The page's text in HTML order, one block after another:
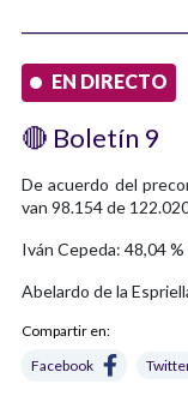
EN DIRECTO
🔴 Boletín 9
De acuerdo del
van 98.154 de
Iván Cepeda: 48,04
Abelardo de la
Compartir en:
Facebook